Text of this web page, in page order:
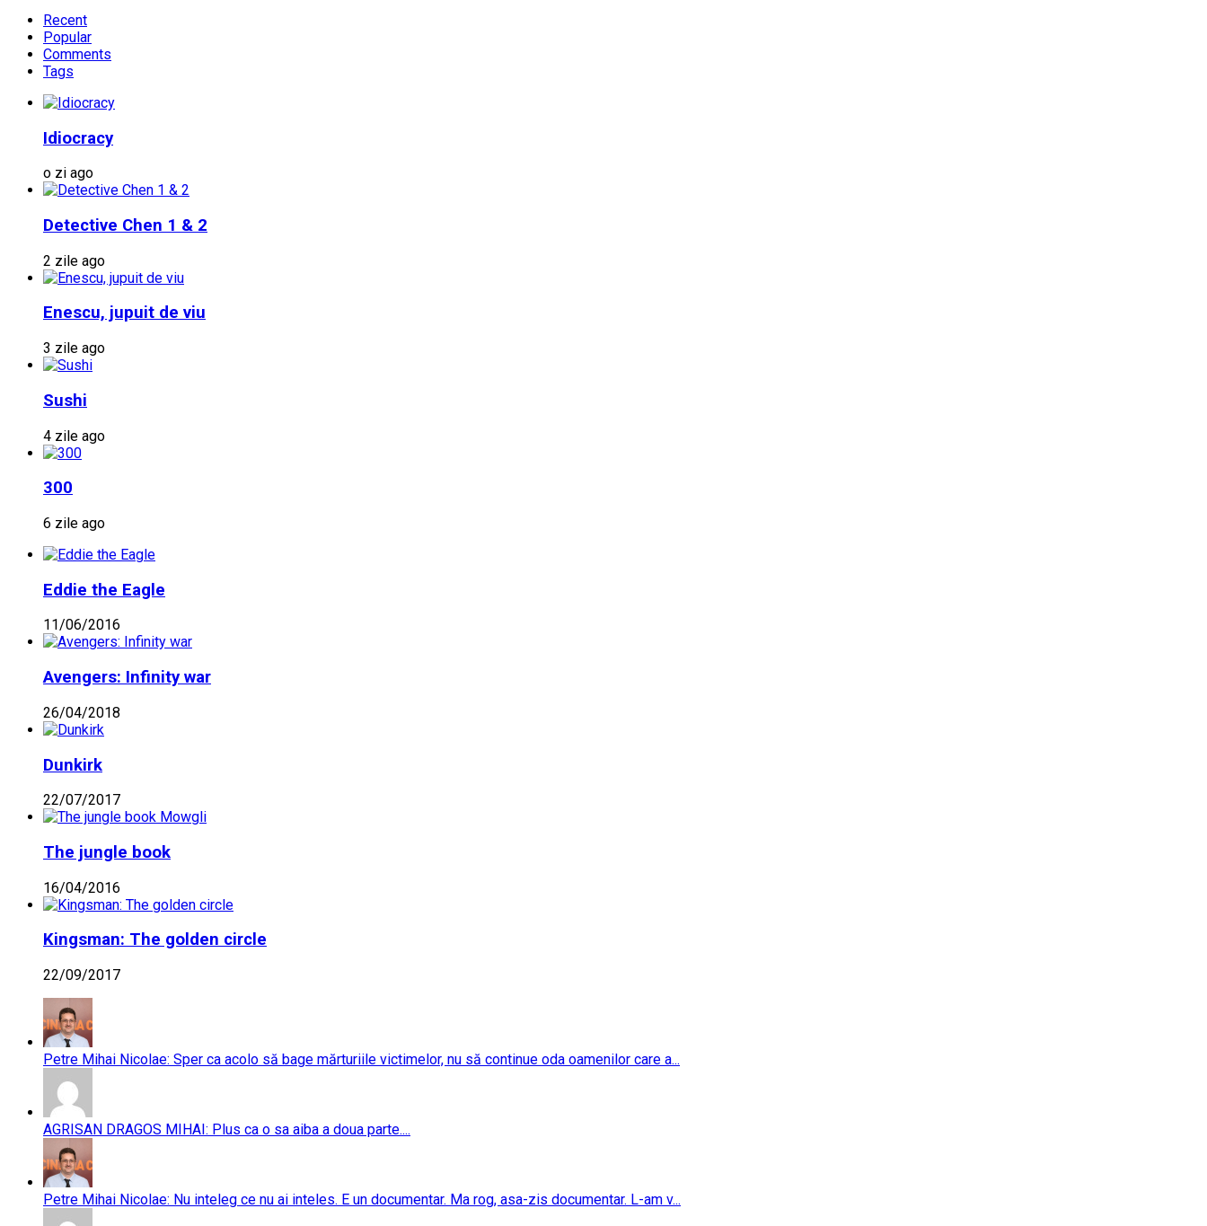
Recent
Popular
Comments
Tags
Idiocracy
o zi ago
Detective Chen 1 & 2
2 zile ago
Enescu, jupuit de viu
3 zile ago
Sushi
4 zile ago
300
6 zile ago
Eddie the Eagle
11/06/2016
Avengers: Infinity war
26/04/2018
Dunkirk
22/07/2017
The jungle book
16/04/2016
Kingsman: The golden circle
22/09/2017
Petre Mihai Nicolae: Sper ca acolo să bage mărturiile victimelor, nu să continue oda oamenilor care a...
AGRISAN DRAGOS MIHAI: Plus ca o sa aiba a doua parte....
Petre Mihai Nicolae: Nu inteleg ce nu ai inteles. E un documentar. Ma rog, asa-zis documentar. L-am v...